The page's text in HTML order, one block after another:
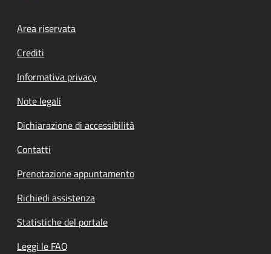
Footer menu
Area riservata
Crediti
Informativa privacy
Note legali
Dichiarazione di accessibilità
Contatti
Prenotazione appuntamento
Richiedi assistenza
Statistiche del portale
Leggi le FAQ